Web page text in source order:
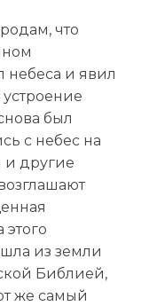
что
небеса и явил
был
с небес на
и другие
из земли
Библией,
же самый